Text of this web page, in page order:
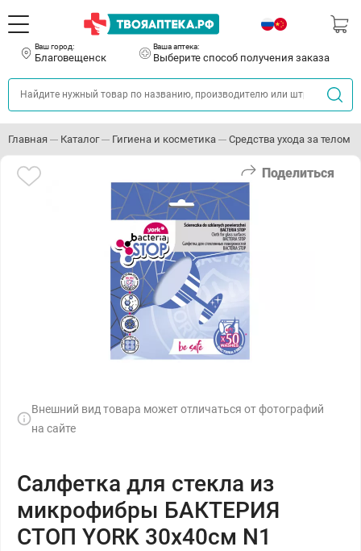
Ваш город:
Благовещенск
Ваша аптека:
Выберите способ получения заказа
Главная Каталог Гигиена и косметика Средства ухода за телом
Поделиться
Внешний вид товара может отличаться от фотографий
на сайте
Салфетка для стекла из
микрофибры БАКТЕРИЯ
СТОП YORK 30х40см N1